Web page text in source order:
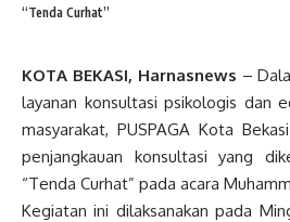
“Tenda Curhat”
KOTA BEKASI, Harnasnews –
layanan konsultasi psikologis dan
masyarakat, PUSPAGA Kota
penjangkauan konsultasi yang
“Tenda Curhat” pada acara
Kegiatan ini dilaksanakan pada